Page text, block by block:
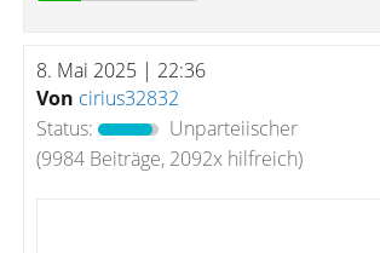
8. Mai 2025 | 22:36
Von cirius32832
Status:
Unparteiischer
(9984 Beiträge, 2092x hilfreich)